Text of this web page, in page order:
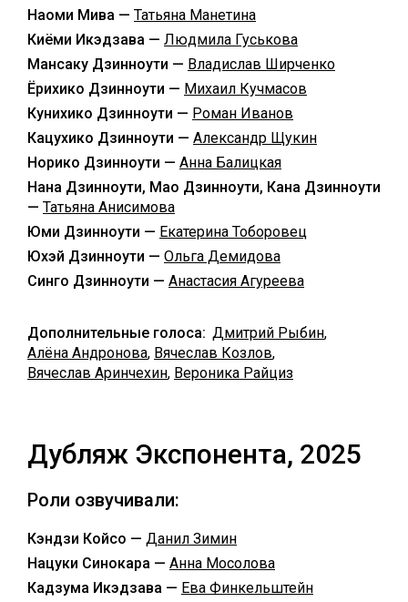
Наоми Мива — Татьяна Манетина
Киёми Икэдзава — Людмила Гуськова
Мансаку Дзинноути — Владислав Ширченко
Ёрихико Дзинноути — Михаил Кучмасов
Кунихико Дзинноути — Роман Иванов
Кацухико Дзинноути — Александр Щукин
Норико Дзинноути — Анна Балицкая
Нана Дзинноути, Мао Дзинноути, Кана Дзинноути
— Татьяна Анисимова
Юми Дзинноути — Екатерина Тоборовец
Юхэй Дзинноути — Ольга Демидова
Синго Дзинноути — Анастасия Агуреева
Дополнительные голоса: Дмитрий Рыбин,
Алёна Андронова, Вячеслав Козлов,
Вячеслав Аринчехин, Вероника Райциз
Дубляж Экспонента, 2025
Роли озвучивали:
Кэндзи Койсо — Данил Зимин
Нацуки Синокара — Анна Мосолова
Кадзума Икэдзава — Ева Финкельштейн